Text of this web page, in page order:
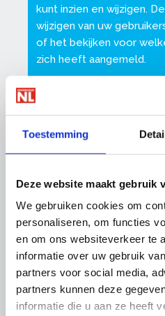
Toestemming
Deze website maakt gebruik
We gebruiken cookies om
personaliseren, om functies
en om ons websiteverkeer te
informatie over uw gebruik
partners voor social media,
partners kunnen deze
informatie die u aan ze heeft
kunt inzien en wijzigen.
wijzigen van uw
of het bekijken voor
zich heeft aangemeld.
Ook kunt u daar uw
Zorg dat uw gegevens
Meest gestelde
Heeft u problemen bij
helpen u met